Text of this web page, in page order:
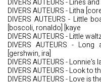
DIVERS AUTEURS - Lines
DIVERS AUTEURS - Litha
DIVERS AUTEURS - Little
[boscoli, ronaldo] [kaye
DIVERS AUTEURS - Little
DIVERS AUTEURS -
[gershwin, ira]
DIVERS AUTEURS - Lonnie's
DIVERS AUTEURS - Look to
DIVERS AUTEURS - Love is